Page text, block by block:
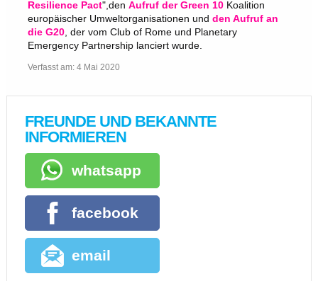
Resilience Pact",den Aufruf der Green 10Koalition
europäischer Umweltorganisationen und den Aufruf an
die G20, der vom Club of Rome und Planetary
Emergency Partnership lanciert wurde.
Verfasst am: 4 Mai 2020
FREUNDE UND BEKANNTE
INFORMIEREN
whatsapp
facebook
email